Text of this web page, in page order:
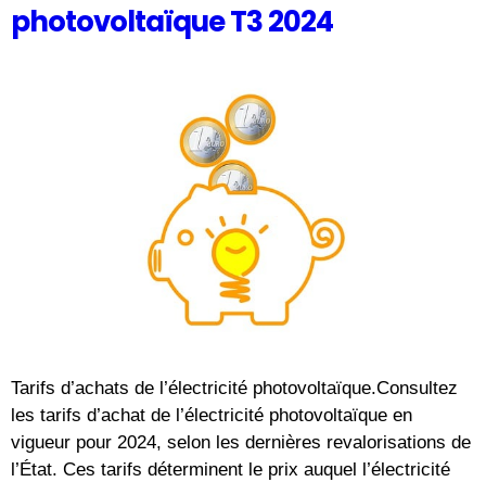
photovoltaïque T3 2024
Tarifs d’achats de l’électricité photovoltaïque.Consultez
les tarifs d’achat de l’électricité photovoltaïque en
vigueur pour 2024, selon les dernières revalorisations de
l’État. Ces tarifs déterminent le prix auquel l’électricité